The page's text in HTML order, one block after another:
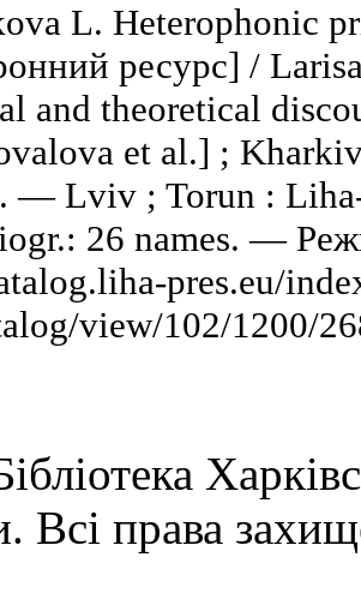
L. Heterophonic
ресурс] /
and theoretical
et al.] ;
— Lviv ; Torun :
26 names. —
pres.eu/
view/102/1200/
Всі права